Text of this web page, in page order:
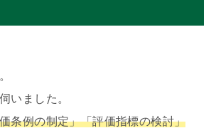
いました。
条例の制定」「評価指標の検討」